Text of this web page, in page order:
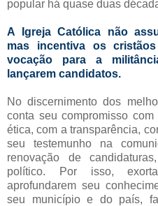
popular há quase duas
A Igreja Católica não
mas incentiva os
vocação para a
lançarem candidatos.
No discernimento dos
conta seu compromisso
ética, com a transparência,
seu testemunho na
renovação de
político. Por isso,
aprofundarem seu
seu município e do país,